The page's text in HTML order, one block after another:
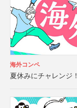
海外コンペ
夏休みにチャレンジ